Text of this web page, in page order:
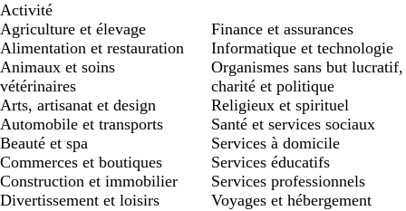
Activité
Agriculture et élevage
Alimentation et restauration
Animaux et soins
vétérinaires
Arts, artisanat et design
Automobile et transports
Beauté et spa
Commerces et boutiques
Construction et immobilier
Divertissement et loisirs
Finance et assurances
Informatique et technologie
Organismes sans but lucratif,
charité et politique
Religieux et spirituel
Santé et services sociaux
Services à domicile
Services éducatifs
Services professionnels
Voyages et hébergement